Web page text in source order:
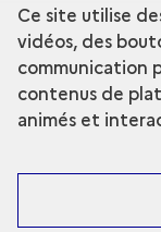
Découvrir la
Ce site utilise
vidéos, des
communication
contenus de
animés et